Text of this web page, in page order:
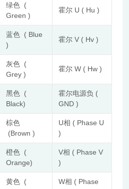
绿色 (
Green )
霍尔 U ( Hu )
蓝色 ( Blue
)
霍尔 V ( Hv )
灰色 (
Grey )
霍尔 W ( Hw )
黑色 (
Black)
霍尔电源负 (
GND )
棕色
(Brown )
U相 ( Phase U
)
橙色 (
Orange)
V相 ( Phase V
)
黄色 (
W相 ( Phase